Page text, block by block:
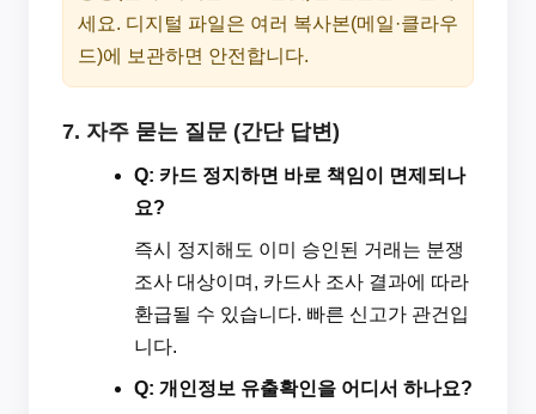
세요. 디지털 파일은 여러 복사본(메일·클라우
드)에 보관하면 안전합니다.
7. 자주 묻는 질문 (간단 답변)
Q: 카드 정지하면 바로 책임이 면제되나
요?
즉시 정지해도 이미 승인된 거래는 분쟁
조사 대상이며, 카드사 조사 결과에 따라
환급될 수 있습니다. 빠른 신고가 관건입
니다.
Q: 개인정보 유출확인을 어디서 하나요?